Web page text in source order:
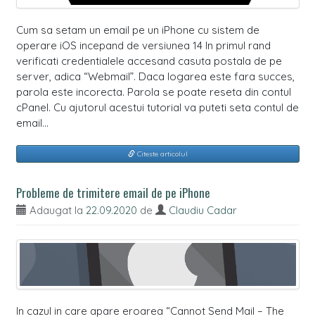
Cum sa setam un email pe un iPhone cu sistem de
operare iOS incepand de versiunea 14 In primul rand
verificati credentialele accesand casuta postala de pe
server, adica “Webmail”. Daca logarea este fara succes,
parola este incorecta. Parola se poate reseta din contul
cPanel. Cu ajutorul acestui tutorial va puteti seta contul de
email…
Citeste articolul
Probleme de trimitere email de pe iPhone
Adaugat la 22.09.2020 de Claudiu Cadar
In cazul in care apare eroarea “Cannot Send Mail – The